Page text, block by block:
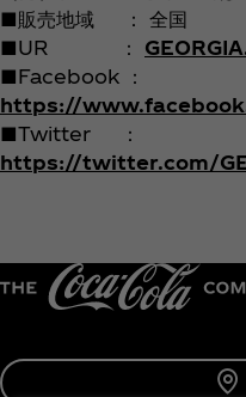
■販売地域 ： 全国
■UR ：
■Facebook ：
https://
■Twitter ：
https://twitter.com/